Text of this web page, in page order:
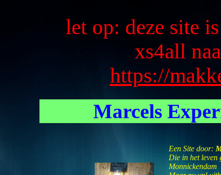
let op: deze site
xs4all
https://
Marcels
Een Site door:
Die in het leven
Monnickendam